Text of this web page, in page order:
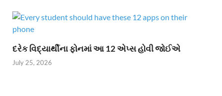
દરેક વિદ્યાર્થીના ફોનમાં આ 12 એપ્સ હોવી જોઈએ
July 25, 2026